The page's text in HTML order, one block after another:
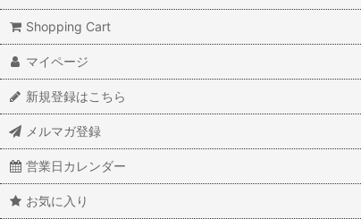
Shopping Cart
マイページ
新規登録はこちら
メルマガ登録
営業日カレンダー
お気に入り